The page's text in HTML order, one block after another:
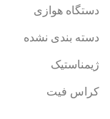
دستگاه هوازی
دسته بندی نشده
ژیمناستیک
کراس فیت